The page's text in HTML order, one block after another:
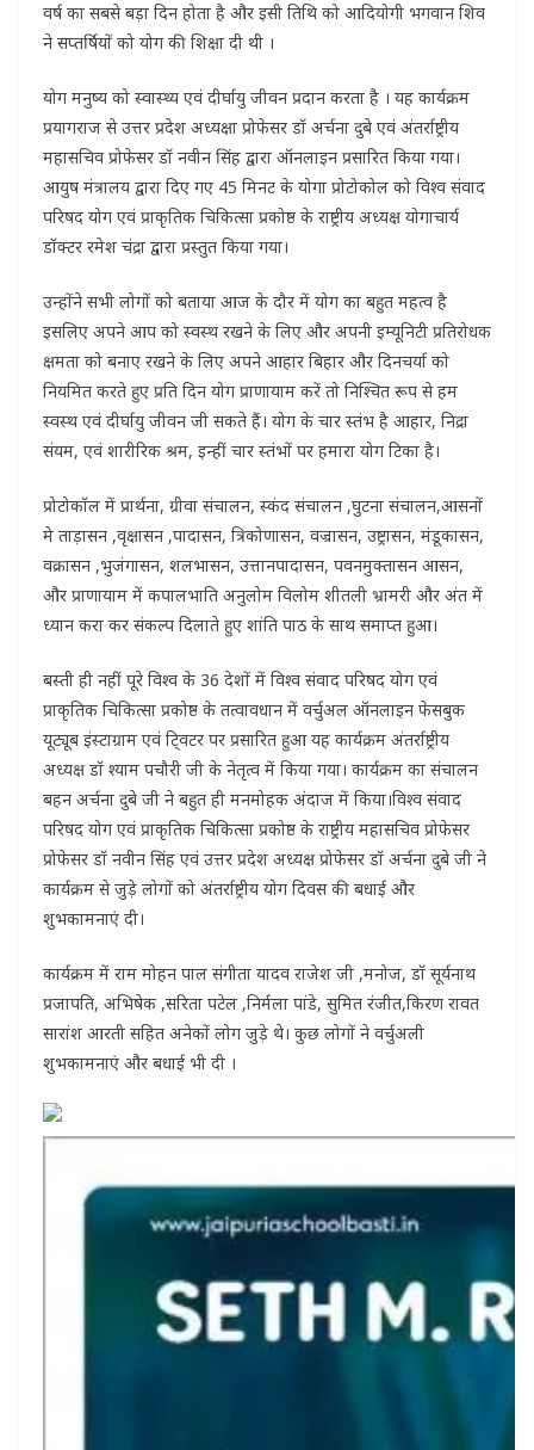
वर्ष का सबसे बड़ा दिन होता है और इसी तिथि को आदियोगी भगवान शिव
ने सप्तर्षियों को योग की शिक्षा दी थी ।
योग मनुष्य को स्वास्थ्य एवं दीर्घायु जीवन प्रदान करता है । यह कार्यक्रम
प्रयागराज से उत्तर प्रदेश अध्यक्षा प्रोफेसर डॉ अर्चना दुबे एवं अंतर्राष्ट्रीय
महासचिव प्रोफेसर डॉ नवीन सिंह द्वारा ऑनलाइन प्रसारित किया गया।
आयुष मंत्रालय द्वारा दिए गए 45 मिनट के योगा प्रोटोकोल को विश्व संवाद
परिषद योग एवं प्राकृतिक चिकित्सा प्रकोष्ठ के राष्ट्रीय अध्यक्ष योगाचार्य
डॉक्टर रमेश चंद्रा द्वारा प्रस्तुत किया गया।
उन्होंने सभी लोगों को बताया आज के दौर में योग का बहुत महत्व है
इसलिए अपने आप को स्वस्थ रखने के लिए और अपनी इम्यूनिटी प्रतिरोधक
क्षमता को बनाए रखने के लिए अपने आहार बिहार और दिनचर्या को
नियमित करते हुए प्रति दिन योग प्राणायाम करें तो निश्चित रूप से हम
स्वस्थ एवं दीर्घायु जीवन जी सकते हैं। योग के चार स्तंभ है आहार, निद्रा
संयम, एवं शारीरिक श्रम, इन्हीं चार स्तंभों पर हमारा योग टिका है।
प्रोटोकॉल में प्रार्थना, ग्रीवा संचालन, स्कंद संचालन ,घुटना संचालन,आसनों
मे ताड़ासन ,वृक्षासन ,पादासन, त्रिकोणासन, वज्रासन, उष्ट्रासन, मंडूकासन,
वक्रासन ,भुजंगासन, शलभासन, उत्तानपादासन, पवनमुक्तासन आसन,
और प्राणायाम में कपालभाति अनुलोम विलोम शीतली भ्रामरी और अंत में
ध्यान करा कर संकल्प दिलाते हुए शांति पाठ के साथ समाप्त हुआ।
बस्ती ही नहीं पूरे विश्व के 36 देशों में विश्व संवाद परिषद योग एवं
प्राकृतिक चिकित्सा प्रकोष्ठ के तत्वावधान में वर्चुअल ऑनलाइन फेसबुक
यूट्यूब इंस्टाग्राम एवं टि्वटर पर प्रसारित हुआ यह कार्यक्रम अंतर्राष्ट्रीय
अध्यक्ष डॉ श्याम पचौरी जी के नेतृत्व में किया गया। कार्यक्रम का संचालन
बहन अर्चना दुबे जी ने बहुत ही मनमोहक अंदाज में किया।विश्व संवाद
परिषद योग एवं प्राकृतिक चिकित्सा प्रकोष्ठ के राष्ट्रीय महासचिव प्रोफेसर
प्रोफेसर डॉ नवीन सिंह एवं उत्तर प्रदेश अध्यक्ष प्रोफेसर डॉ अर्चना दुबे जी ने
कार्यक्रम से जुड़े लोगों को अंतर्राष्ट्रीय योग दिवस की बधाई और
शुभकामनाएं दी।
कार्यक्रम में राम मोहन पाल संगीता यादव राजेश जी ,मनोज, डॉ सूर्यनाथ
प्रजापति, अभिषेक ,सरिता पटेल ,निर्मला पांडे, सुमित रंजीत,किरण रावत
सारांश आरती सहित अनेकों लोग जुड़े थे। कुछ लोगों ने वर्चुअली
शुभकामनाएं और बधाई भी दी ।